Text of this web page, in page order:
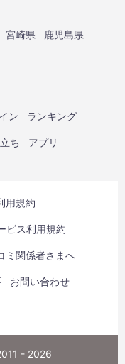
宮崎県
鹿児島県
ン ランキング
ち アプリ
用規約
ビス利用規約
ミ関係者さまへ
お問い合わせ
- 2026